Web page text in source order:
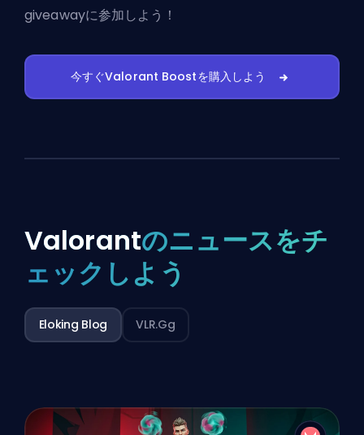
giveawayに参加しよう！
今すぐValorant Boostを購入しよう
Valorantのニュースをチ
ェックしよう
Eloking Blog VLR.gg